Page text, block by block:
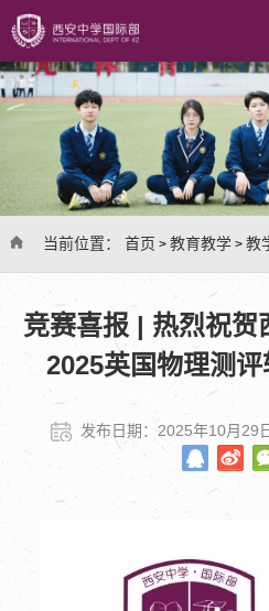
当前位置： 首页 > 教育教学> 教
竞赛喜报 | 热烈祝贺
2025英国物理测评
发布日期：2025年10月29